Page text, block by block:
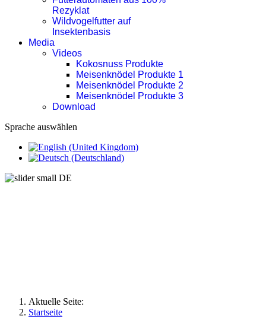
Rezyklat
Wildvogelfutter auf
Insektenbasis
Media
Videos
Kokosnuss Produkte
Meisenknödel Produkte 1
Meisenknödel Produkte 2
Meisenknödel Produkte 3
Download
Sprache auswählen
Aktuelle Seite:
Startseite